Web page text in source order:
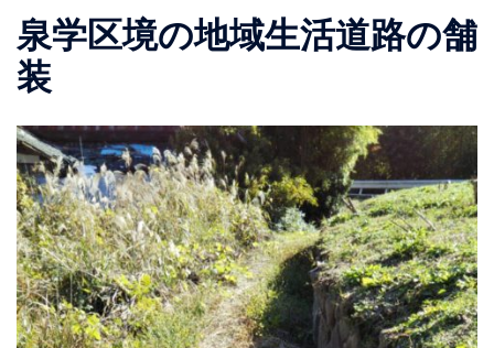
泉学区境の地域生活道路の舗
装